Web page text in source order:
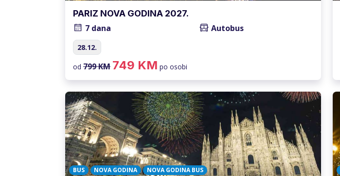
PARIZ NOVA GODINA 2027.
7 dana Autobus
28.12.
od 799 KM 749 KM po osobi
BUS NOVA GODINA NOVA GODINA BUS